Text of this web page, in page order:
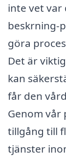
inte vet var
beskrning-
göra
Det är
kan
får den
Genom vår
tillgång till
tjänster